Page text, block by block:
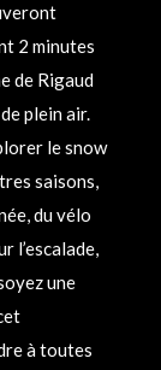
2 minutes
de Rigaud
plein air.
le snow
saisons,
du vélo
l’escalade,
une
à toutes